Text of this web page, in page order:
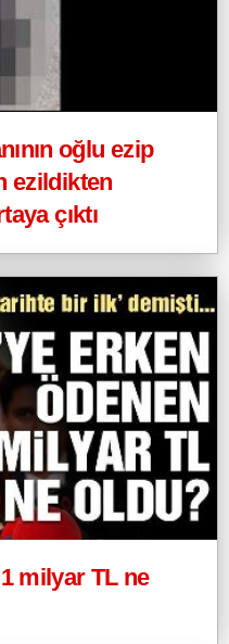
oğlu ezip
ezildikten
çıktı
milyar TL ne